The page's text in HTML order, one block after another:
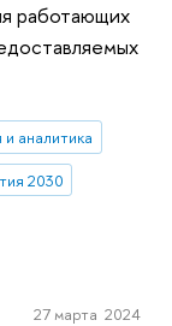
работающих
аналитика
2030
27 марта 2024